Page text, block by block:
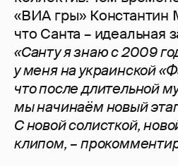
«ВИА гры» Константин
что Санта –
«Санту я знаю с 2009
у меня на украинской
что после длительной
мы начинаём новый
С новой солисткой,
клипом, –